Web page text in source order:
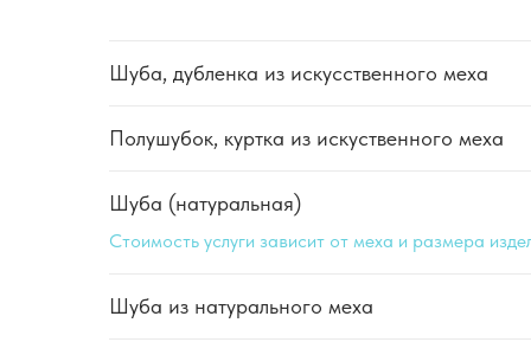
Шуба, дубленка из искусственного меха
Полушубок, куртка из искуственного меха
Шуба (натуральная)
Стоимость услуги зависит от меха и размера
Шуба из натурального меха